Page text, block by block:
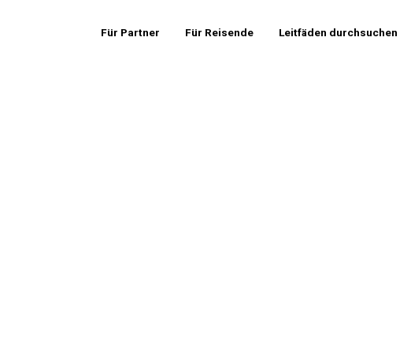
Für Partner Für Reisende Leitfäden durchsuchen